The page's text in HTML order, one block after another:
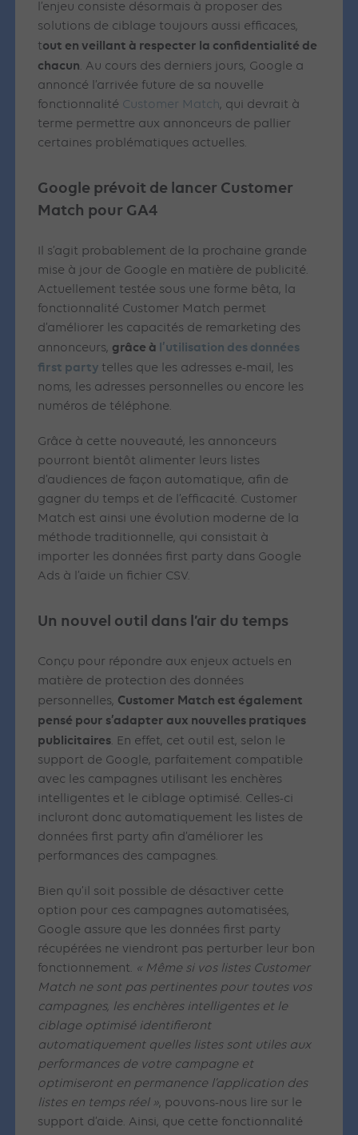
l’enjeu consiste désormais à proposer des
solutions de ciblage toujours aussi efficaces,
tout en veillant à respecter la confidentialité de
chacun. Au cours des derniers jours, Google a
annoncé l’arrivée future de sa nouvelle
fonctionnalité Customer Match, qui devrait à
terme permettre aux annonceurs de pallier
certaines problématiques actuelles.
Google prévoit de lancer Customer
Match pour GA4
Il s’agit probablement de la prochaine grande
mise à jour de Google en matière de publicité.
Actuellement testée sous une forme bêta, la
fonctionnalité Customer Match permet
d’améliorer les capacités de remarketing des
annonceurs, grâce à l’utilisation des données
first party telles que les adresses e-mail, les
noms, les adresses personnelles ou encore les
numéros de téléphone.
Grâce à cette nouveauté, les annonceurs
pourront bientôt alimenter leurs listes
d’audiences de façon automatique, afin de
gagner du temps et de l’efficacité. Customer
Match est ainsi une évolution moderne de la
méthode traditionnelle, qui consistait à
importer les données first party dans Google
Ads à l’aide un fichier CSV.
Un nouvel outil dans l’air du temps
Conçu pour répondre aux enjeux actuels en
matière de protection des données
personnelles, Customer Match est également
pensé pour s’adapter aux nouvelles pratiques
publicitaires. En effet, cet outil est, selon le
support de Google, parfaitement compatible
avec les campagnes utilisant les enchères
intelligentes et le ciblage optimisé. Celles-ci
incluront donc automatiquement les listes de
données first party afin d’améliorer les
performances des campagnes.
Bien qu’il soit possible de désactiver cette
option pour ces campagnes automatisées,
Google assure que les données first party
récupérées ne viendront pas perturber leur bon
fonctionnement. « Même si vos listes Customer
Match ne sont pas pertinentes pour toutes vos
campagnes, les enchères intelligentes et le
ciblage optimisé identifieront
automatiquement quelles listes sont utiles aux
performances de votre campagne et
optimiseront en permanence l’application des
listes en temps réel », pouvons-nous lire sur le
support d’aide. Ainsi, que cette fonctionnalité